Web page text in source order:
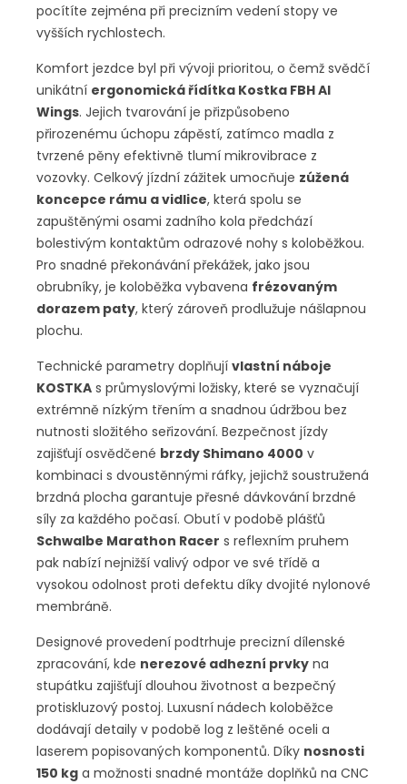
pocítíte zejména při precizním vedení stopy ve
vyšších rychlostech.
Komfort jezdce byl při vývoji prioritou, o čemž svědčí
unikátní ergonomická řídítka Kostka FBH Al
Wings. Jejich tvarování je přizpůsobeno
přirozenému úchopu zápěstí, zatímco madla z
tvrzené pěny efektivně tlumí mikrovibrace z
vozovky. Celkový jízdní zážitek umocňuje zúžená
koncepce rámu a vidlice, která spolu se
zapuštěnými osami zadního kola předchází
bolestivým kontaktům odrazové nohy s koloběžkou.
Pro snadné překonávání překážek, jako jsou
obrubníky, je koloběžka vybavena frézovaným
dorazem paty, který zároveň prodlužuje nášlapnou
plochu.
Technické parametry doplňují vlastní náboje
KOSTKA s průmyslovými ložisky, které se vyznačují
extrémně nízkým třením a snadnou údržbou bez
nutnosti složitého seřizování. Bezpečnost jízdy
zajišťují osvědčené brzdy Shimano 4000 v
kombinaci s dvoustěnnými ráfky, jejichž soustružená
brzdná plocha garantuje přesné dávkování brzdné
síly za každého počasí. Obutí v podobě plášťů
Schwalbe Marathon Racer s reflexním pruhem
pak nabízí nejnižší valivý odpor ve své třídě a
vysokou odolnost proti defektu díky dvojité nylonové
membráně.
Designové provedení podtrhuje precizní dílenské
zpracování, kde nerezové adhezní prvky na
stupátku zajišťují dlouhou životnost a bezpečný
protiskluzový postoj. Luxusní nádech koloběžce
dodávají detaily v podobě log z leštěné oceli a
laserem popisovaných komponentů. Díky nosnosti
150 kg a možnosti snadné montáže doplňků na CNC